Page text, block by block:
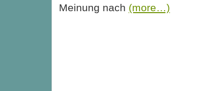
Meinung nach (more…)